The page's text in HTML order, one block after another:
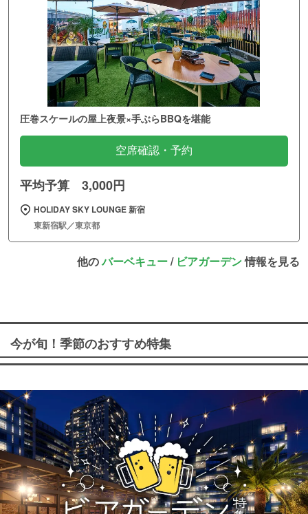
圧巻スケールの屋上夜景×手ぶらBBQを堪能
空席確認・予約
平均予算 3,000円
HOLIDAY SKY LOUNGE 新宿
東新宿駅／東京都
他のバーベキュー/ ビアガーデン情報を見る
今が旬！季節のおすすめ特集